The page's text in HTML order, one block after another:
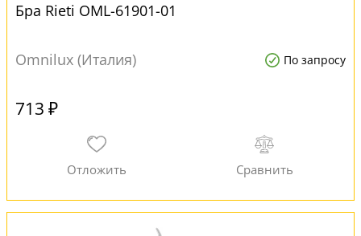
Бра Rieti OML-61901-01
Omnilux (Италия) По запросу
713 ₽